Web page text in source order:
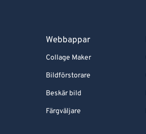
Webbappar
Collage Maker
Bildförstorare
Beskär bild
Färgväljare